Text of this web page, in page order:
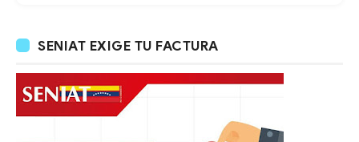
SENIAT EXIGE TU FACTURA